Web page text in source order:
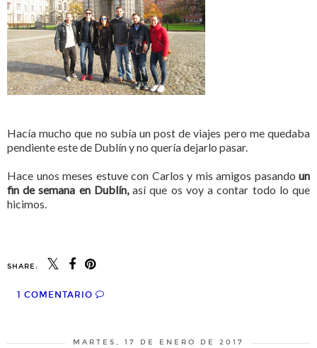
Hacía mucho que no subía un post de viajes pero me quedaba
pendiente este de Dublín y no quería dejarlo pasar.
Hace unos meses estuve con Carlos y mis amigos pasando un
fin de semana en Dublín,así que os voy a contar todo lo que
hicimos.
SHARE:
1 COMENTARIO
MARTES, 17 DE ENERO DE 2017